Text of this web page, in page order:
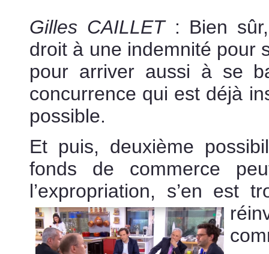
Gilles CAILLET: Bien
droit à une indemnité pour
pour arriver aussi à se
concurrence qui est déjà
possible.
Et puis, deuxième
fonds de commerce
l’expropriation, s’en est